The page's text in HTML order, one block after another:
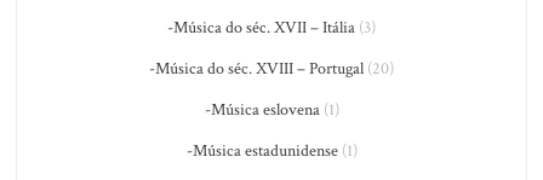
-Música do séc. XVII – Itália (3)
-Música do séc. XVIII – Portugal (20)
-Música eslovena(1)
-Música estadunidense(1)